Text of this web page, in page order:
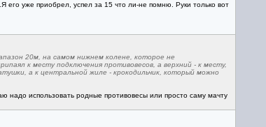
его уже приобрел, успел за 15 что ли-не помню. Руки только вот
20м, на самом нижнем колене, которое не
к месту подключения противовесов, а верхний - к месту,
а к центральной жиле - крокодильчик, который можно
надо использовать родные противовесы или просто саму мачту